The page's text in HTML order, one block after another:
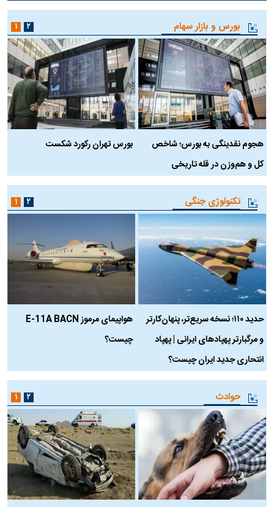
بورس و بازار سهام
هجوم نقدینگی به بورس؛ شاخص
کل و هم‌وزن در قله تاریخی
بورس تهران رکورد شکست
۱ ۲
تکنولوژی جنگی
حدید ۱۱۰؛ نسخه سریع‌تر، پنهان‌کارتر
و مرگبارتر پهپادهای ایرانی | پهپاد
انتحاری جدید ایران چیست؟
هواپیمای مرموز E-11A BACN
چیست؟
۱ ۲
حوادث ۱ ۲